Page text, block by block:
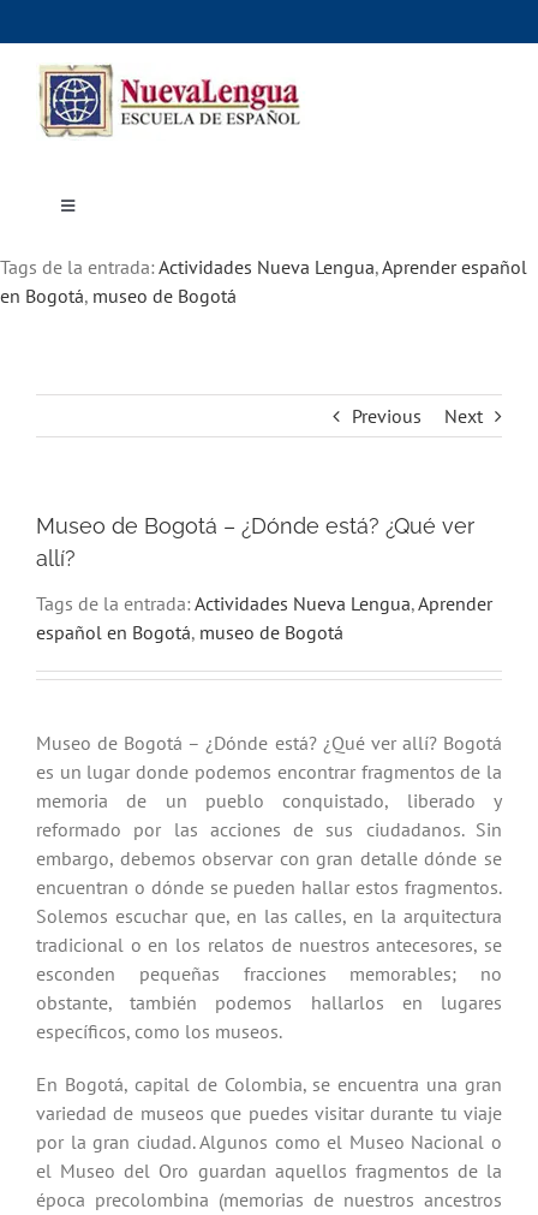
to
content
Toggle
Cursos
Dónde estudiar
Actividades culturales
Tags de la entrada: Actividades Nueva Lengua,Aprender español
en Bogotá, museo de Bogotá
Previous Next
Museo de Bogotá – ¿Dónde está? ¿Qué ver
allí?
Tags de la entrada: Actividades Nueva Lengua,Aprender
español en Bogotá, museo de Bogotá
Museo de Bogotá – ¿Dónde está? ¿Qué ver allí? Bogotá
es un lugar donde podemos encontrar fragmentos de la
memoria de un pueblo conquistado, liberado y
reformado por las acciones de sus ciudadanos. Sin
embargo, debemos observar con gran detalle dónde se
encuentran o dónde se pueden hallar estos fragmentos.
Solemos escuchar que, en las calles, en la arquitectura
tradicional o en los relatos de nuestros antecesores, se
esconden pequeñas fracciones memorables; no
obstante, también podemos hallarlos en lugares
específicos, como los museos.
En Bogotá, capital de Colombia, se encuentra una gran
variedad de museos que puedes visitar durante tu viaje
por la gran ciudad. Algunos como el Museo Nacional o
el Museo del Oro guardan aquellos fragmentos de la
época precolombina (memorias de nuestros ancestros